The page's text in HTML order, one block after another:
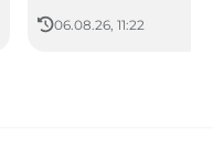
06.08.26, 11:22